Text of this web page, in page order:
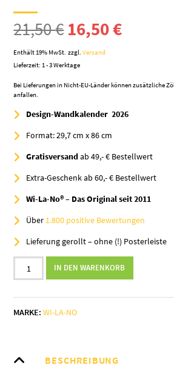
21,50€ Ursprünglicher
Preis
war:
21,50 €
16,50€
ist:
16,50 €.
Enthält 19% MwSt. zzgl.Versand
Lieferzeit: 1 - 3 Werktage
Bei Lieferungen in Nicht-EU-Länder können zusätzliche
anfallen.
Design-Wandkalender 2026
Format: 29,7 cm x 86 cm
Gratisversandab 49,- € Bestellwert
Extra-Geschenk ab 60,- € Bestellwert
Wi-La-No® – Das Original seit 2011
Über 1.800 positive Bewertungen
Lieferung gerollt – ohne (!) Posterleiste
2026
„Blue
Wandkalender
-
IN DEN WARENKORB
MARKE:WI-LA-NO
BESCHREIBUNG